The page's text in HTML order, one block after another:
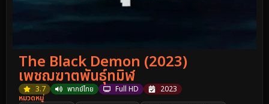
The Black Demon (2023)
เพชฌฆาตพันธุ์ทมิฬ
3.7 พากย์ไทย Full HD
2023
หมวดหมู่